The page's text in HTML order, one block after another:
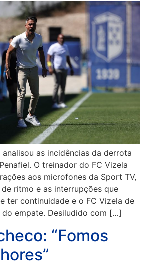
analisou as incidências da derrota
O treinador do FC Vizela
aos microfones da Sport TV,
ritmo e as interrupções que
ter continuidade e o FC Vizela de
empate. Desiludido com […]
“Fomos